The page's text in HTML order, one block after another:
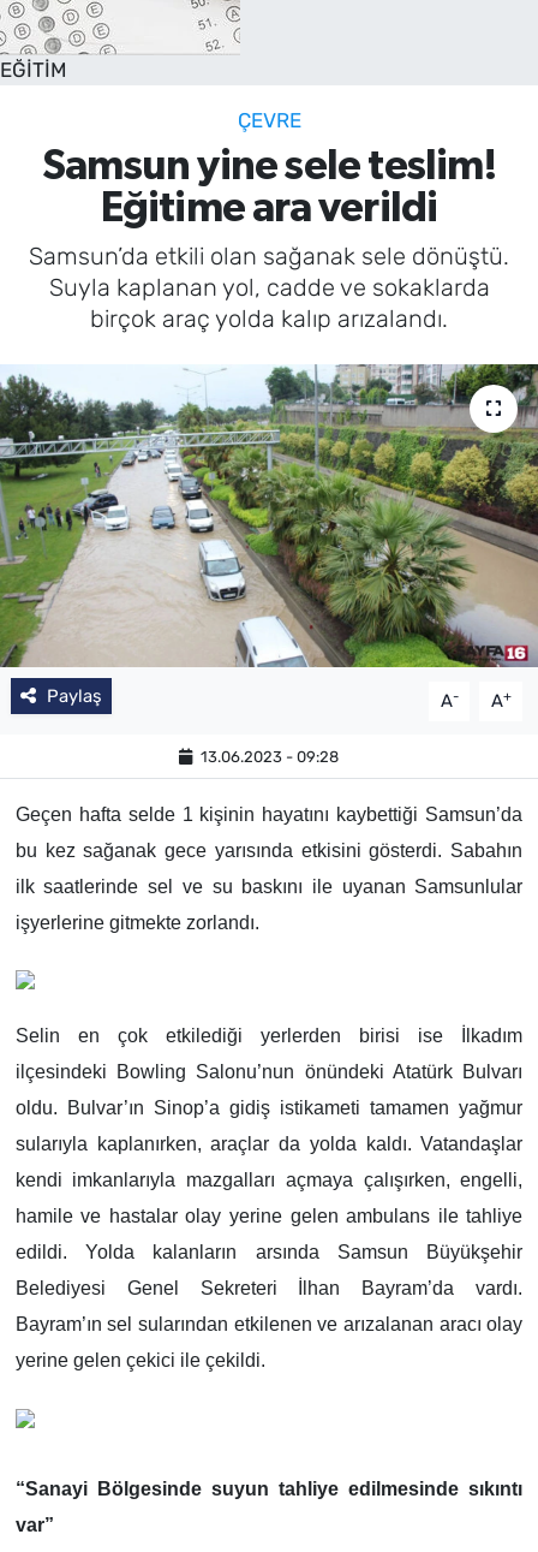
EĞİTİM
ÇEVRE
Samsun yine sele teslim!
Eğitime ara verildi
Samsun’da etkili olan sağanak sele dönüştü.
Suyla kaplanan yol, cadde ve sokaklarda
birçok araç yolda kalıp arızalandı.
Paylaş A- A+
13.06.2023 - 09:28
Geçen hafta selde 1 kişinin hayatını kaybettiği Samsun’da
bu kez sağanak gece yarısında etkisini gösterdi. Sabahın
ilk saatlerinde sel ve su baskını ile uyanan Samsunlular
işyerlerine gitmekte zorlandı.
Selin en çok etkilediği yerlerden birisi ise İlkadım
ilçesindeki Bowling Salonu’nun önündeki Atatürk Bulvarı
oldu. Bulvar’ın Sinop’a gidiş istikameti tamamen yağmur
sularıyla kaplanırken, araçlar da yolda kaldı. Vatandaşlar
kendi imkanlarıyla mazgalları açmaya çalışırken, engelli,
hamile ve hastalar olay yerine gelen ambulans ile tahliye
edildi. Yolda kalanların arsında Samsun Büyükşehir
Belediyesi Genel Sekreteri İlhan Bayram’da vardı.
Bayram’ın sel sularından etkilenen ve arızalanan aracı olay
yerine gelen çekici ile çekildi.
“Sanayi Bölgesinde suyun tahliye edilmesinde sıkıntı
var”